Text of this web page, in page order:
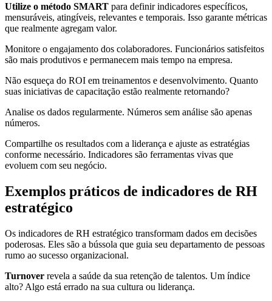
Utilize o método SMART para definir indicadores específicos,
mensuráveis, atingíveis, relevantes e temporais. Isso garante métricas
que realmente agregam valor.
Monitore o engajamento dos colaboradores. Funcionários satisfeitos
são mais produtivos e permanecem mais tempo na empresa.
Não esqueça do ROI em treinamentos e desenvolvimento. Quanto
suas iniciativas de capacitação estão realmente retornando?
Analise os dados regularmente. Números sem análise são apenas
números.
Compartilhe os resultados com a liderança e ajuste as estratégias
conforme necessário. Indicadores são ferramentas vivas que
evoluem com seu negócio.
Exemplos práticos de indicadores de RH
estratégico
Os indicadores de RH estratégico transformam dados em decisões
poderosas. Eles são a bússola que guia seu departamento de pessoas
rumo ao sucesso organizacional.
Turnover revela a saúde da sua retenção de talentos. Um índice
alto? Algo está errado na sua cultura ou liderança.